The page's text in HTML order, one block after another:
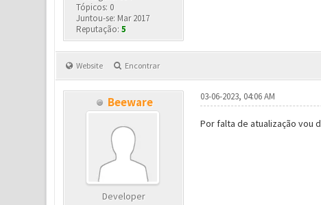
Tópicos: 0
Juntou-se: Mar 2017
Reputação:5
Website Encontrar
Beeware
Developer
03-06-2023, 04:06 AM
Por falta de atualização vou